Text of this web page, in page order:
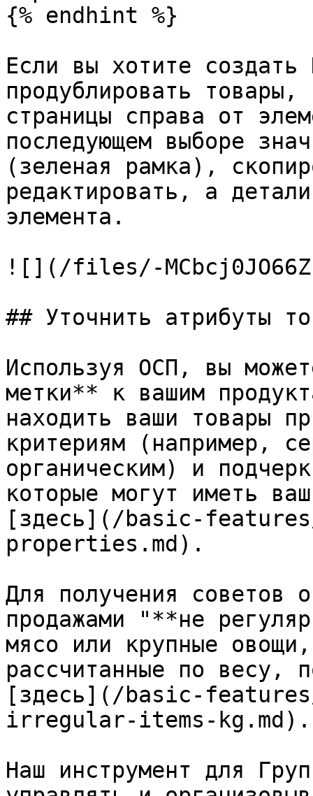
{% endhint %}
Если вы хотите
продублировать
страницы справа от
последующем выборе
(зеленая рамка),
редактировать, а
элемента.
![](/files/-
## Уточнить атрибуты
Используя ОСП, вы
метки** к вашим
находить ваши товары
критериям (например,
органическим) и
которые могут иметь
[здесь](/basic-
properties.md).
Для получения советов
продажами "**не
мясо или крупные
рассчитанные по весу,
[здесь](/basic-
irregular-items-kg.md).
Наш инструмент для